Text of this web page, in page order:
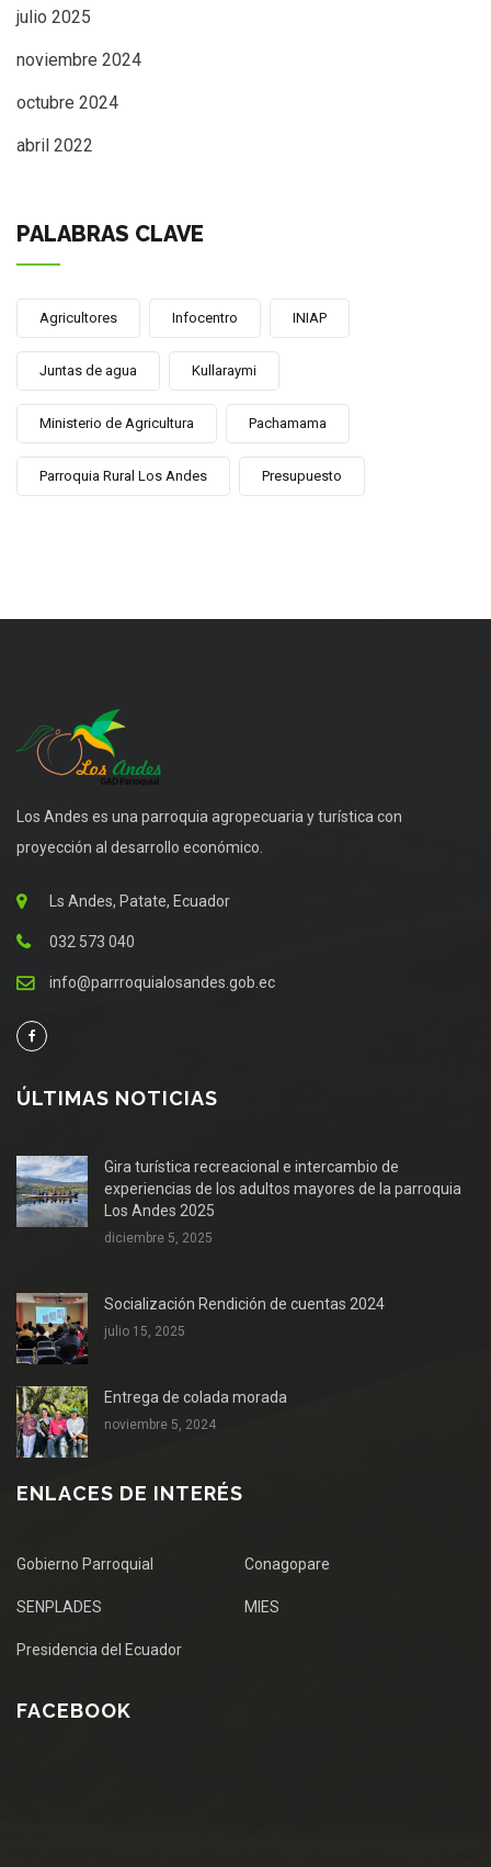
julio 2025
noviembre 2024
octubre 2024
abril 2022
PALABRAS CLAVE
Agricultores Infocentro INIAP
Juntas de agua Kullaraymi
Ministerio de Agricultura Pachamama
Parroquia Rural Los Andes Presupuesto
Los Andes es una parroquia agropecuaria y turística con
proyección al desarrollo económico.
Ls Andes, Patate, Ecuador
032 573 040
info@parrroquialosandes.gob.ec
ÚLTIMAS NOTICIAS
Gira turística recreacional e intercambio de
experiencias de los adultos mayores de la parroquia
Los Andes 2025
diciembre 5, 2025
Socialización Rendición de cuentas 2024
julio 15, 2025
Entrega de colada morada
noviembre 5, 2024
ENLACES DE INTERÉS
Gobierno Parroquial Conagopare
SENPLADES MIES
Presidencia del Ecuador
FACEBOOK